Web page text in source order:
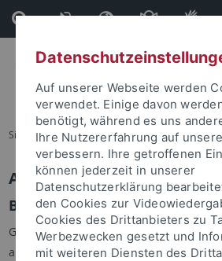
Direkt
zum
Inhalt
Direkt
zur
Fußleiste
Sie sind hier: Startseite
Anmelden
Benutzeranmeldung
Geben Sie Ihren Benutzernamen und
anzumelden:
Auf unserer Webseite werden
verwendet. Einige davon
benötigt, während es uns
Ihre Nutzererfahrung auf
verbessern. Ihre getroffenen
können jederzeit in unserer
Datenschutzerklärung
den Cookies zur
Cookies des Drittanbieters zu
Werbezwecken gesetzt und
mit weiteren Diensten des